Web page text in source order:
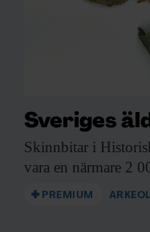
Sveriges
Skinnbitar i
vara en närmare 2
PREMIUM